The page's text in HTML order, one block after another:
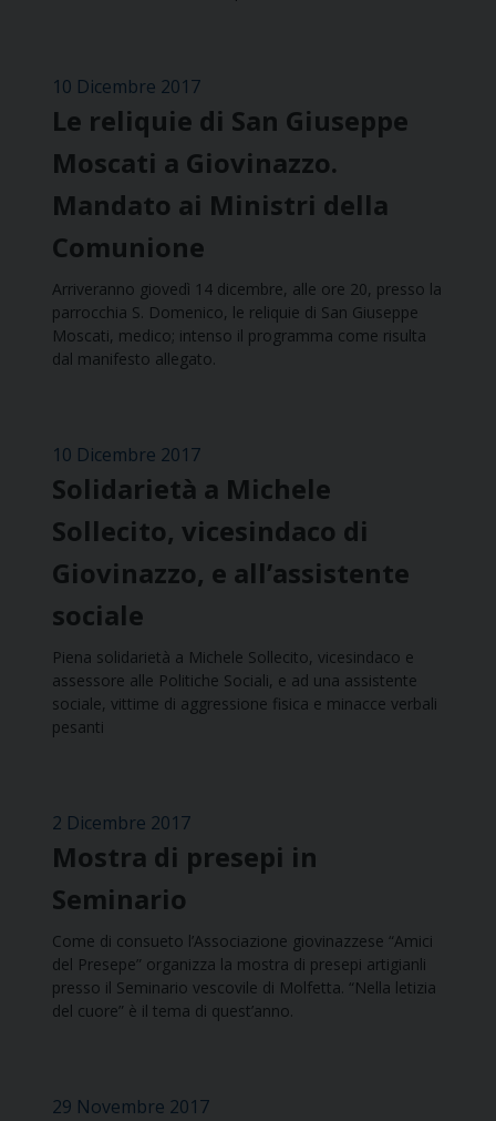
10 Dicembre 2017
Le reliquie di San Giuseppe
Moscati a Giovinazzo.
Mandato ai Ministri della
Comunione
Arriveranno giovedì 14 dicembre, alle ore 20, presso la
parrocchia S. Domenico, le reliquie di San Giuseppe
Moscati, medico; intenso il programma come risulta
dal manifesto allegato.
10 Dicembre 2017
Solidarietà a Michele
Sollecito, vicesindaco di
Giovinazzo, e all’assistente
sociale
Piena solidarietà a Michele Sollecito, vicesindaco e
assessore alle Politiche Sociali, e ad una assistente
sociale, vittime di aggressione fisica e minacce verbali
pesanti
2 Dicembre 2017
Mostra di presepi in
Seminario
Come di consueto l’Associazione giovinazzese “Amici
del Presepe” organizza la mostra di presepi artigianli
presso il Seminario vescovile di Molfetta. “Nella letizia
del cuore” è il tema di quest’anno.
29 Novembre 2017